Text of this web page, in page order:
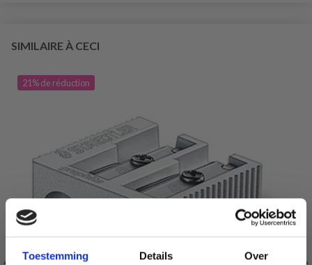
Toestemming Details Over
SIMILAIRE À CECI
21% de réduction